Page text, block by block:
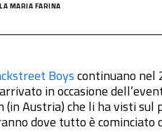
MARIA FARINA
Boyscontinuano nel
in occasione
Austria) che li ha visti sul
dove tutto è cominciato